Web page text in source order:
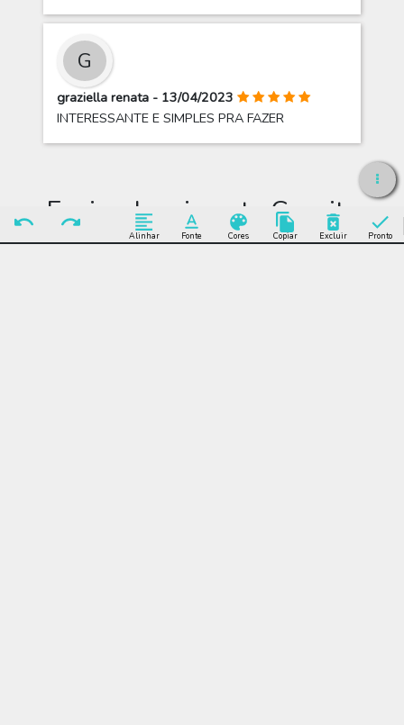
Alinhar Fonte Cores Copiar Excluir Pronto
G
graziella renata - 13/04/2023
INTERESSANTE E SIMPLES PRA FAZER
Enviar depoimento Convite
Engraçado Para Churrasco Boi